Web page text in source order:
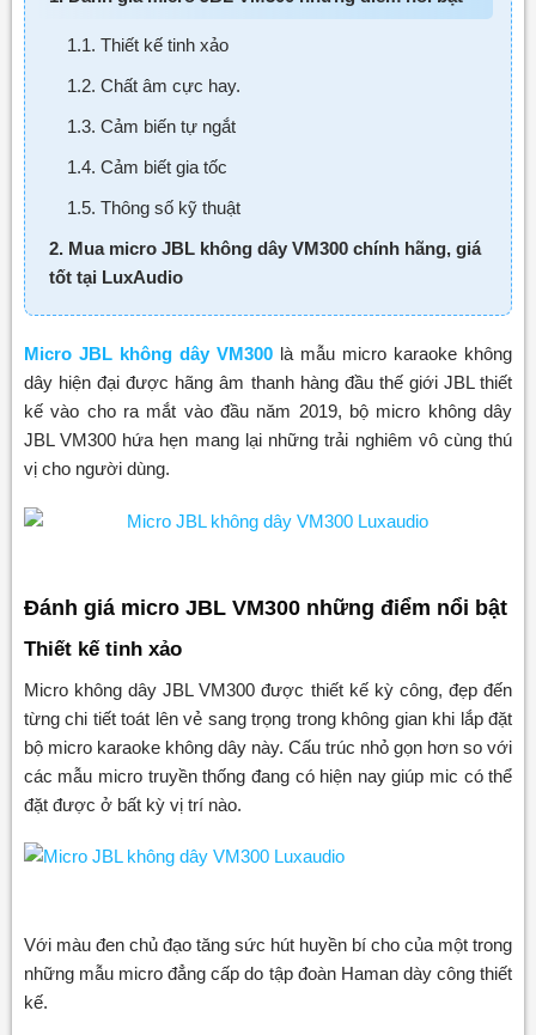
1.1. Thiết kế tinh xảo
1.2. Chất âm cực hay.
1.3. Cảm biến tự ngắt
1.4. Cảm biết gia tốc
1.5. Thông số kỹ thuật
2. Mua micro JBL không dây VM300 chính hãng, giá
tốt tại LuxAudio
Micro JBL không dây VM300là mẫu micro karaoke không
dây hiện đại được hãng âm thanh hàng đầu thế giới JBL thiết
kế vào cho ra mắt vào đầu năm 2019, bộ micro không dây
JBL VM300 hứa hẹn mang lại những trải nghiêm vô cùng thú
vị cho người dùng.
Đánh giá micro JBL VM300 những điểm nổi bật
Thiết kế tinh xảo
Micro không dây JBL VM300 được thiết kế kỳ công, đẹp đến
từng chi tiết toát lên vẻ sang trọng trong không gian khi lắp đặt
bộ micro karaoke không dây này. Cấu trúc nhỏ gọn hơn so với
các mẫu micro truyền thống đang có hiện nay giúp mic có thể
đặt được ở bất kỳ vị trí nào.
Với màu đen chủ đạo tăng sức hút huyền bí cho của một trong
những mẫu micro đẳng cấp do tập đoàn Haman dày công thiết
kế.